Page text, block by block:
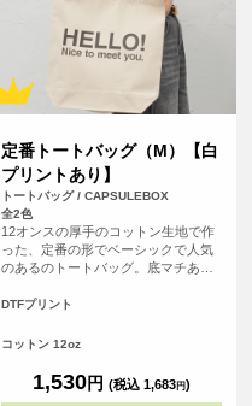
定番トートバッグ（M）【白
プリントあり】
トートバッグ / CAPSULEBOX
全2色
12オンスの厚手のコットン生地で作
った、定番の形でベーシックで人気
のあるのトートバッグ。底マチあり
バッグです。使用用途も多様なの
ても、販売用としても、オリジナル
DTFプリント
コットン 12oz
1,530円 (税込 1,683円)